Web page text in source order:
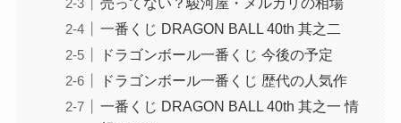
一番くじ DRAGON BALL 40th 其之二
ドラゴンボール一番くじ 今後の予定
ドラゴンボール一番くじ 歴代の人気作
一番くじ DRAGON BALL 40th 其之一 情